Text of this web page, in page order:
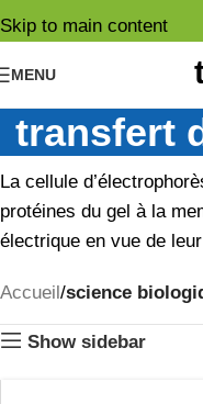
Skip to main content
MENU
transfert
La cellule
protéines du gel à la
électrique en vue de
Accueil science
Show sidebar